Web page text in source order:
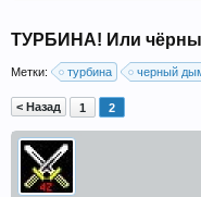
Внимание, новые
Основное общение
Присоединяйтесь.
Чип-тюнинг
Прошедшие встречи
ТУРБИНА! Или
Метки: турбина черный
< Назад 1 2